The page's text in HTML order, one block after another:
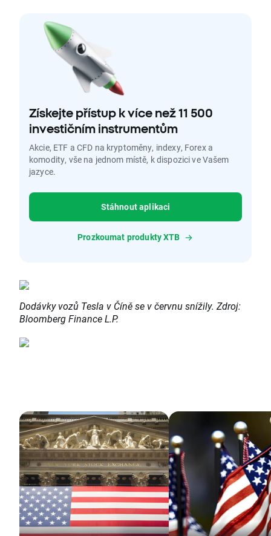
Získejte přístup k více než 11 500
investičním instrumentům
Akcie, ETF a CFD na kryptoměny, indexy, Forex a
komodity, vše na jednom místě, k dispozici ve Vašem
jazyce.
Stáhnout aplikaci
Prozkoumat produkty XTB
Dodávky vozů Tesla v Číně se v červnu snížily. Zdroj:
Bloomberg Finance L.P.